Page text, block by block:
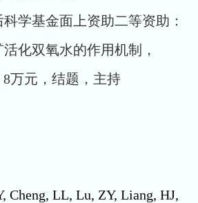
学基金面上资助二等资助：
化双氧水的作用机制，
8万元，结题，主持
Cheng, LL, Lu, ZY, Liang, HJ,